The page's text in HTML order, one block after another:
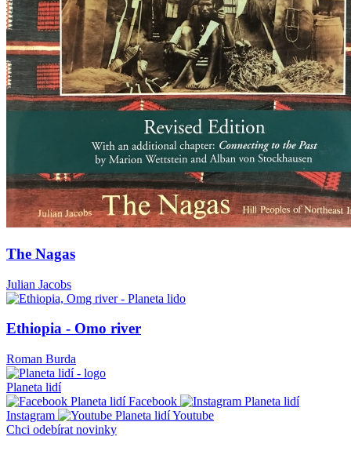
The Nagas
Julian Jacobs
Ethiopia - Omo river
Roman Burda
Planeta lidí
Facebook
Instagram
Youtube
Chci odebírat novinky